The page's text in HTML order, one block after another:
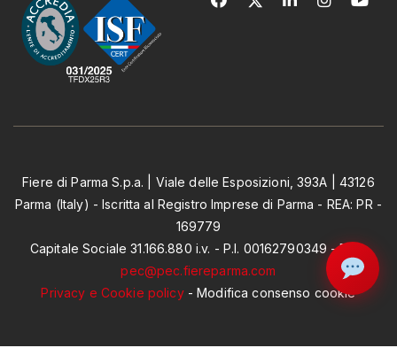
Fiere di Parma S.p.a. | Viale delle Esposizioni, 393A | 43126
Parma (Italy) - Iscritta al Registro Imprese di Parma - REA: PR -
169779
Capitale Sociale 31.166.880 i.v. - P.I. 00162790349 - PEC:
pec@pec.fiereparma.com
Privacy e Cookie policy-Modifica consenso cookie